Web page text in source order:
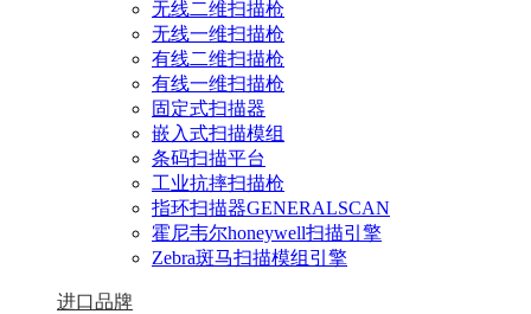
无线二维扫描枪
无线一维扫描枪
有线二维扫描枪
有线一维扫描枪
固定式扫描器
嵌入式扫描模组
条码扫描平台
工业抗摔扫描枪
指环扫描器GENERALSCAN
霍尼韦尔honeywell扫描引擎
Zebra斑马扫描模组引擎
进口品牌